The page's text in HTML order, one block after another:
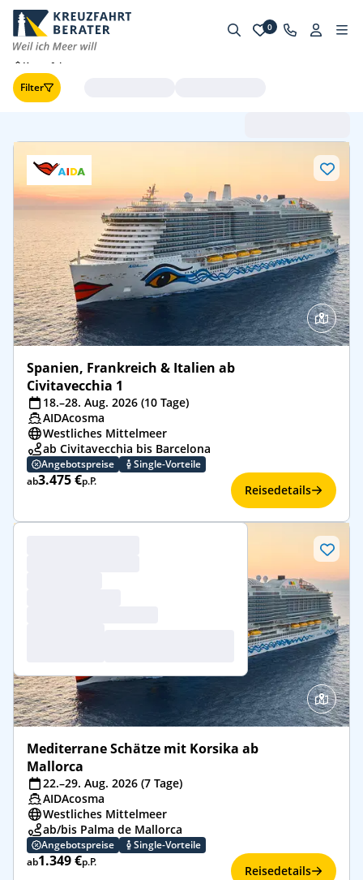
0
Kreuzfahrten
Filter
Spanien, Frankreich & Italien ab
Civitavecchia 1
18.–28. Aug. 2026 (10 Tage)
AIDAcosma
Westliches Mittelmeer
ab Civitavecchia bis Barcelona
Angebotspreise
Single-Vorteile
ab3.475 €p.P.
Reisedetails
Mediterrane Schätze mit Korsika ab
Mallorca
22.–29. Aug. 2026 (7 Tage)
AIDAcosma
Westliches Mittelmeer
ab/bis Palma de Mallorca
Angebotspreise
Single-Vorteile
ab1.349 €p.P.
Reisedetails